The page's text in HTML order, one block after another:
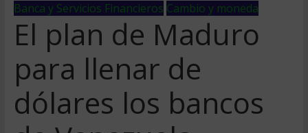
Banca y Servicios Financieros Cambio y moneda
El plan de Maduro
para llenar de
dólares los bancos